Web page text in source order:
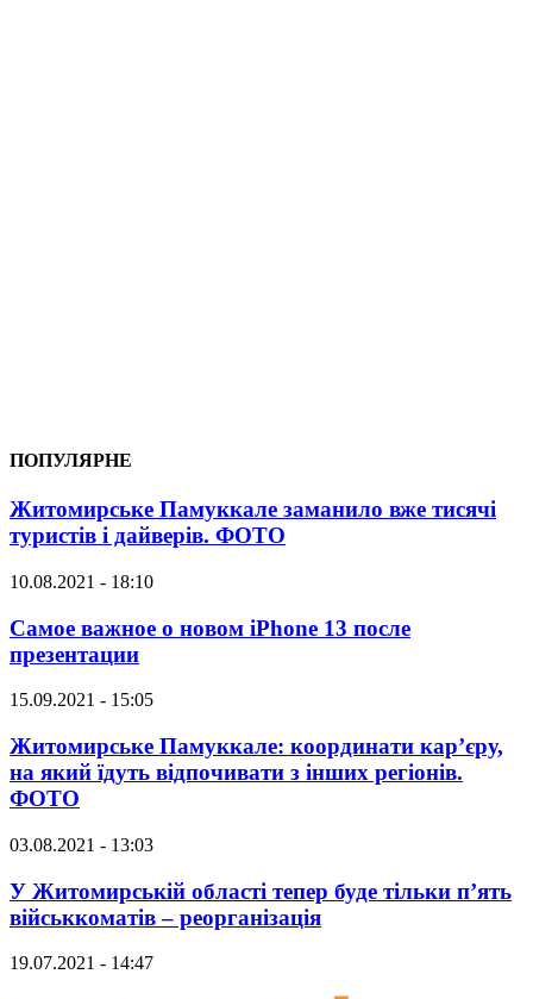
ПОПУЛЯРНЕ
Житомирське Памуккале заманило вже тисячі
туристів і дайверів. ФОТО
10.08.2021 - 18:10
Самое важное о новом iPhone 13 после
презентации
15.09.2021 - 15:05
Житомирське Памуккале: координати кар’єру,
на який їдуть відпочивати з інших регіонів.
ФОТО
03.08.2021 - 13:03
У Житомирській області тепер буде тільки п’ять
військкоматів – реорганізація
19.07.2021 - 14:47